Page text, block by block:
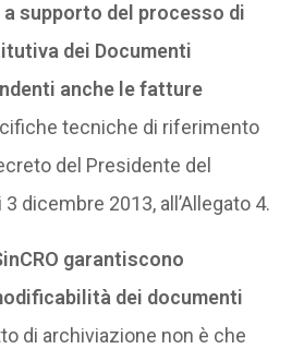
a supporto del processo di
dei Documenti
anche le fatture
tecniche di riferimento
del Presidente del
dicembre 2013, all’Allegato 4.
garantiscono
dei documenti
di archiviazione non è che